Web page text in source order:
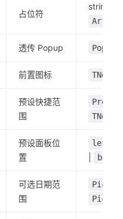
占位符
string |
透传 Popup
前置图标 TNode
预设快捷范
围
TNode
预设面板位
置
left
可选日期范
围